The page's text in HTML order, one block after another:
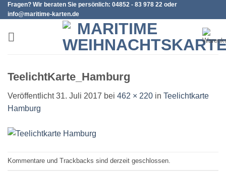
Zum
Inhalt
springen
Fragen? Wir beraten Sie persönlich: 04852 - 83 978 22 oder
info@maritime-karten.de
TeelichtKarte_Hamburg
Veröffentlicht31. Juli 2017 bei 462 × 220 in Teelichtkarte
Hamburg
Kommentare und Trackbacks sind derzeit geschlossen.